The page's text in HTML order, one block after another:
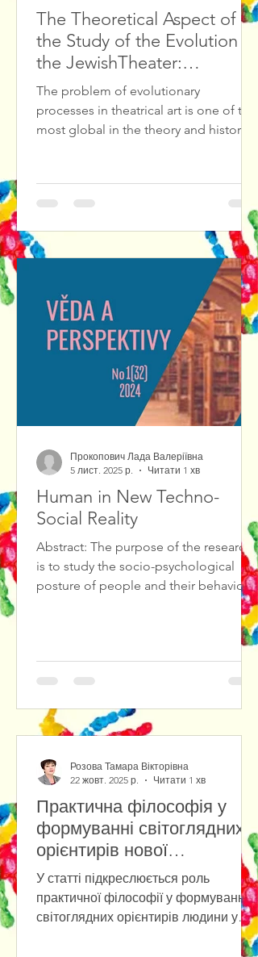
The Theoretical Aspect of
the Study of the Evolution of
the JewishTheater:
Methodological Foundations
and Source Study Base
The problem of evolutionary
processes in theatrical art is one of the
most global in the theory and history
problems is the diagnosis and
theatrical culture, the search for ways
out of them.We propose to consider
of fact, cultural knowledge is
represented by var
Human in New Techno-
Social Reality
Abstract: The purpose of the research
is to study the socio-psychological
posture of people and their behavioral
psychological posture of people in the
conditions of social chaos and the new
from the desire for self-isolation (due
to socio- and technophobia) to
immersion in the cult of
technology.The
Прокопович Лада Валеріївна
5 лист. 2025 р.
Читати 1 хв
Практична філософія у
формуванні світоглядних
орієнтирів нової
антропології
У статті підкреслюється роль
практичної філософії у формуванні
світоглядних орієнтирів людини у
Розова Тамара Вікторівна
22 жовт. 2025 р.
Читати 1 хв